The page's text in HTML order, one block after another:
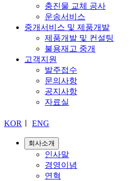
충진물 교체 공사
운송서비스
중개서비스 및 제품개발
제품개발 및 컨설팅
불용재고 중개
고객지원
발주접수
문의사항
공지사항
자료실
KOR ENG
회사소개
인사말
경영이념
연혁